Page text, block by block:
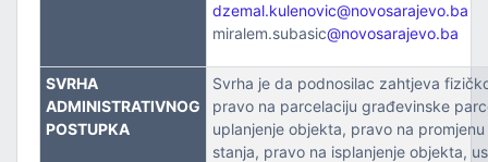
dzemal.kulenovic@novosarajevo.ba
miralem.subasic@novosarajevo.ba
SVRHA
ADMINISTRATIVNOG
POSTUPKA
Svrha je da podnosilac zahtjeva
pravo na parcelaciju građevinske
uplanjenje objekta, pravo na
stanja, pravo na isplanjenje objekta,